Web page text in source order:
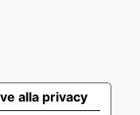
alla privacy